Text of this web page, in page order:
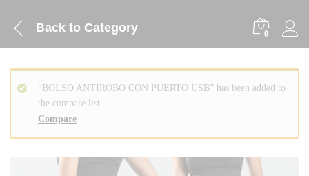
Back to Category 0
Compare
“BOLSO ANTIROBO CON PUERTO USB” has been added to
the compare list